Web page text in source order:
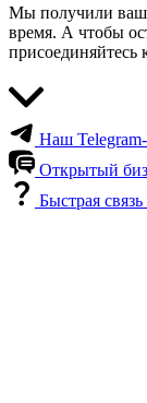
Мы получили
время. А чтобы
Наш
Открытый
Быстрая